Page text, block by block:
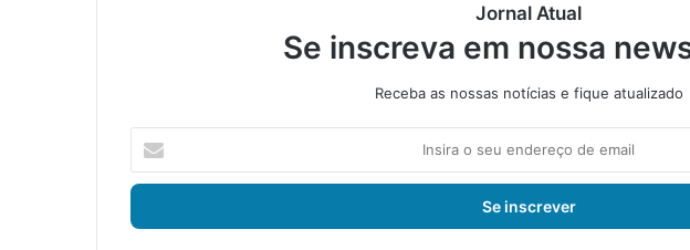
Jornal Atual
Se inscreva em nossa
Receba as nossas notícias e fique atualizado
s
r